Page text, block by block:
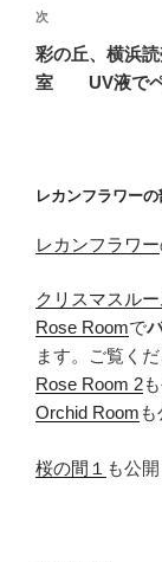
ゲ
ー
シ
次
の
投
次
彩の丘、横浜
室 UV液でペ
レカンフラワーの
レカンフラワー
クリスマスルー
Rose Roomで
ます。ご覧くだ
Rose Room 2
Orchid Room
桜の間１ も公